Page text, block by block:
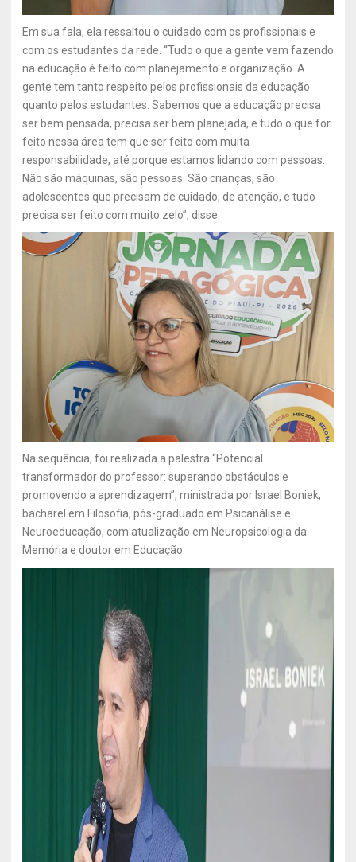
Em sua fala, ela ressaltou o cuidado com os profissionais e
com os estudantes da rede. “Tudo o que a gente vem fazendo
na educação é feito com planejamento e organização. A
gente tem tanto respeito pelos profissionais da educação
quanto pelos estudantes. Sabemos que a educação precisa
ser bem pensada, precisa ser bem planejada, e tudo o que for
feito nessa área tem que ser feito com muita
responsabilidade, até porque estamos lidando com pessoas.
Não são máquinas, são pessoas. São crianças, são
adolescentes que precisam de cuidado, de atenção, e tudo
precisa ser feito com muito zelo”, disse.
Na sequência, foi realizada a palestra “Potencial
transformador do professor: superando obstáculos e
promovendo a aprendizagem”, ministrada por Israel Boniek,
bacharel em Filosofia, pós-graduado em Psicanálise e
Neuroeducação, com atualização em Neuropsicologia da
Memória e doutor em Educação.